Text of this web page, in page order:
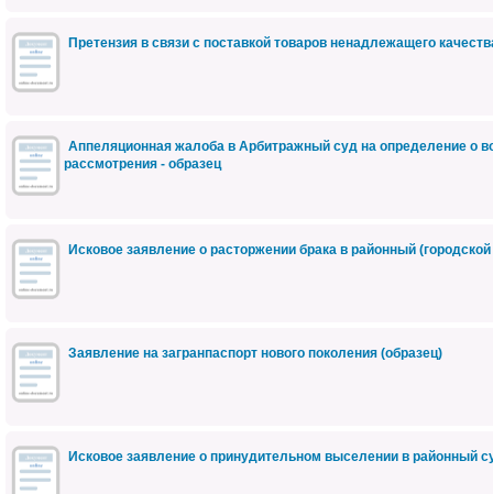
Претензия в связи с поставкой товаров ненадлежащего
Аппеляционная жалоба в Арбитражный суд на определение о
рассмотрения - образец
Исковое заявление о расторжении брака в районный
Заявление на загранпаспорт нового поколения (образец)
Исковое заявление о принудительном выселении в районный